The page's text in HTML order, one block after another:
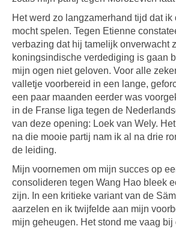
Het werd zo langzamerhand tijd dat ik
mocht spelen. Tegen Etienne
verbazing dat hij tamelijk onverwacht
koningsindische verdediging is gaan
mijn ogen niet geloven. Voor alle
valletje voorbereid in een lange,
een paar maanden eerder was
in de Franse liga tegen de
van deze opening: Loek van Wely.
na die mooie partij nam ik al na drie
de leiding.
Mijn voornemen om mijn succes op
consolideren tegen Wang Hao bleek
zijn. In een kritieke variant van de
aarzelen en ik twijfelde aan mijn
mijn geheugen. Het stond me vaag